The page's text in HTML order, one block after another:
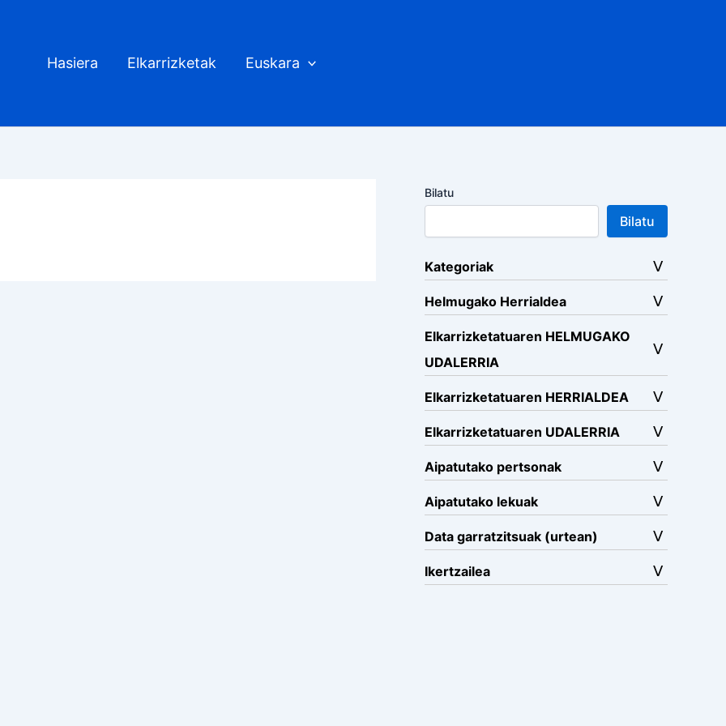
Hasiera Elkarrizketak Euskara
Bilatu
Bilatu
Kategoriak
Helmugako Herrialdea
Elkarrizketatuaren HELMUGAKO
UDALERRIA
Elkarrizketatuaren HERRIALDEA
Elkarrizketatuaren UDALERRIA
Aipatutako pertsonak
Aipatutako lekuak
Data garratzitsuak (urtean)
Ikertzailea